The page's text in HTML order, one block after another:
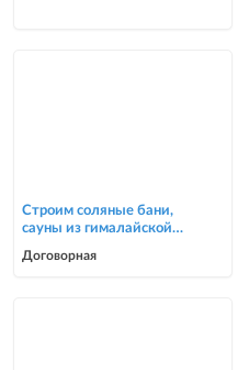
Строим соляные бани,
сауны из гималайской
Договорная